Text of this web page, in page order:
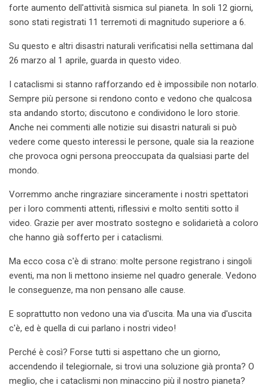
forte aumento dell'attività sismica sul pianeta. In soli 12 giorni,
sono stati registrati 11 terremoti di magnitudo superiore a 6.
Su questo e altri disastri naturali verificatisi nella settimana dal
26 marzo al 1 aprile, guarda in questo video.
I cataclismi si stanno rafforzando ed è impossibile non notarlo.
Sempre più persone si rendono conto e vedono che qualcosa
sta andando storto; discutono e condividono le loro storie.
Anche nei commenti alle notizie sui disastri naturali si può
vedere come questo interessi le persone, quale sia la reazione
che provoca ogni persona preoccupata da qualsiasi parte del
mondo.
Vorremmo anche ringraziare sinceramente i nostri spettatori
per i loro commenti attenti, riflessivi e molto sentiti sotto il
video. Grazie per aver mostrato sostegno e solidarietà a coloro
che hanno già sofferto per i cataclismi.
Ma ecco cosa c'è di strano: molte persone registrano i singoli
eventi, ma non li mettono insieme nel quadro generale. Vedono
le conseguenze, ma non pensano alle cause.
E soprattutto non vedono una via d'uscita. Ma una via d'uscita
c'è, ed è quella di cui parlano i nostri video!
Perché è così? Forse tutti si aspettano che un giorno,
accendendo il telegiornale, si trovi una soluzione già pronta? O
meglio, che i cataclismi non minaccino più il nostro pianeta?